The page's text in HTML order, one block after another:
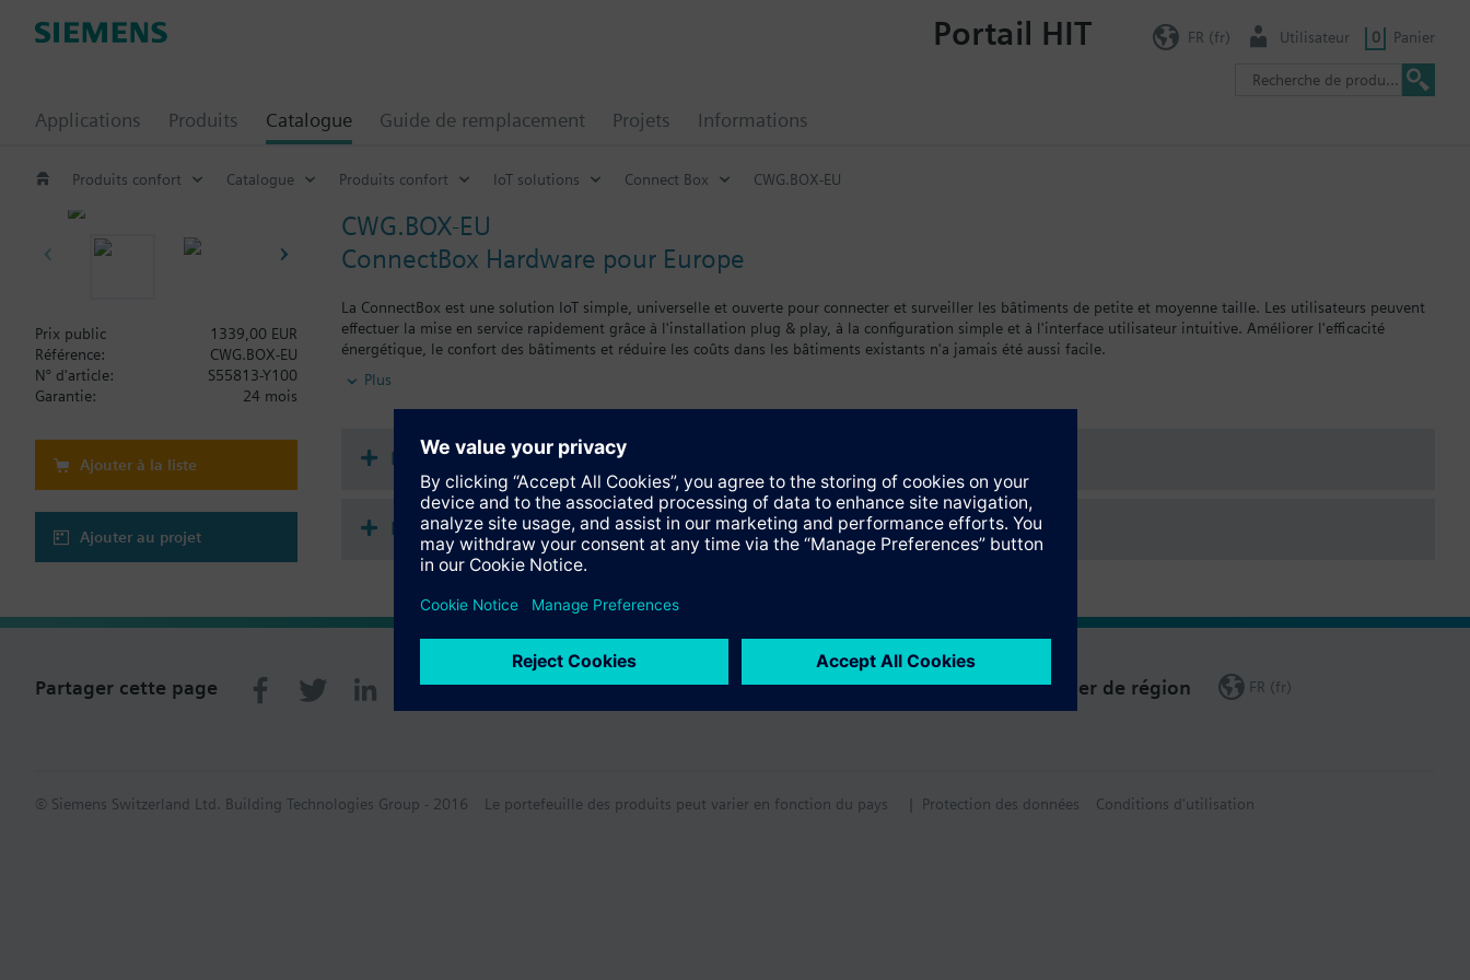
Applications Produits Catalogue Guide de remplacement Projets Informations
Portail HIT FR (fr) Utilisateur 0 Panier
Produits confort Catalogue Produits confort IoT solutions Connect Box CWG.BOX-EU
CWG.BOX-EU
ConnectBox Hardware pour Europe
La ConnectBox est une solution IoT simple, universelle et ouverte pour connecter et surveiller les bâtiments de petite et moyenne taille. Les utilisateurs peuvent
effectuer la mise en service rapidement grâce à l'installation plug & play, à la configuration simple et à l'interface utilisateur intuitive. Améliorer l'efficacité
énergétique, le confort des bâtiments et réduire les coûts dans les bâtiments existants n'a jamais été aussi facile.
--> Bibliothèque de plus de 500 appareils prêts à se connecter
--> Passerelle intelligente de 11 protocoles de communication, standards et propriétaires, filaires et radio
consommation de la batterie). Les commandes (downlink) sont envoyées instantanément
--> Connectivité locale ou cloud via IP 4G, bus de terrain
--> Mises à jour automatique via 4G
--> Réseau privé IoT local basé sur LoRa
--> Intégration puissante vers applications tierces
--> Aucune compétence en réseau requise grâce à la connectivité cloud 4G
--> Outils de visualisation et gestion dans la console utilisateur (connectbox.siemens.com)
--> Gestion et documentation des API publiques
Plus
Prix public
1339,00 EUR
Référence:
CWG.BOX-EU
N° d'article:
S55813-Y100
Garantie:
24 mois
Ajouter à la liste
Ajouter au projet
Documentation
Récapitulatif technique
Partager cette page Changer de région FR (fr)
© Siemens Switzerland Ltd. Building Technologies Group - 2016 Le portefeuille des produits peut varier en fonction du pays | Protection des données Conditions d'utilisation